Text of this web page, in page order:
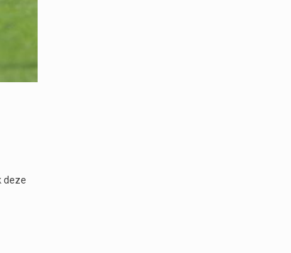
deze